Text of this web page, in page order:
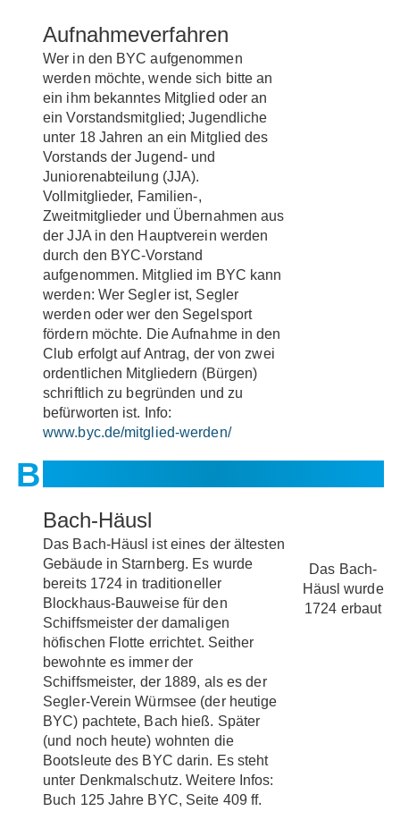
Aufnahmeverfahren
Wer in den BYC aufgenommen
werden möchte, wende sich bitte an
ein ihm bekanntes Mitglied oder an
ein Vorstandsmitglied; Jugendliche
unter 18 Jahren an ein Mitglied des
Vorstands der Jugend- und
Juniorenabteilung (JJA).
Vollmitglieder, Familien-,
Zweitmitglieder und Übernahmen aus
der JJA in den Hauptverein werden
durch den BYC-Vorstand
aufgenommen. Mitglied im BYC kann
werden: Wer Segler ist, Segler
werden oder wer den Segelsport
fördern möchte. Die Aufnahme in den
Club erfolgt auf Antrag, der von zwei
ordentlichen Mitgliedern (Bürgen)
schriftlich zu begründen und zu
befürworten ist. Info:
www.byc.de/mitglied-werden/
Bach-Häusl
Das Bach-Häusl ist eines der ältesten
Gebäude in Starnberg. Es wurde
bereits 1724 in traditioneller
Blockhaus-Bauweise für den
Schiffsmeister der damaligen
höfischen Flotte errichtet. Seither
bewohnte es immer der
Schiffsmeister, der 1889, als es der
Segler-Verein Würmsee (der heutige
BYC) pachtete, Bach hieß. Später
(und noch heute) wohnten die
Bootsleute des BYC darin. Es steht
unter Denkmalschutz. Weitere Infos:
Buch 125 Jahre BYC, Seite 409 ff.
Das Bach-
Häusl wurde
1724 erbaut